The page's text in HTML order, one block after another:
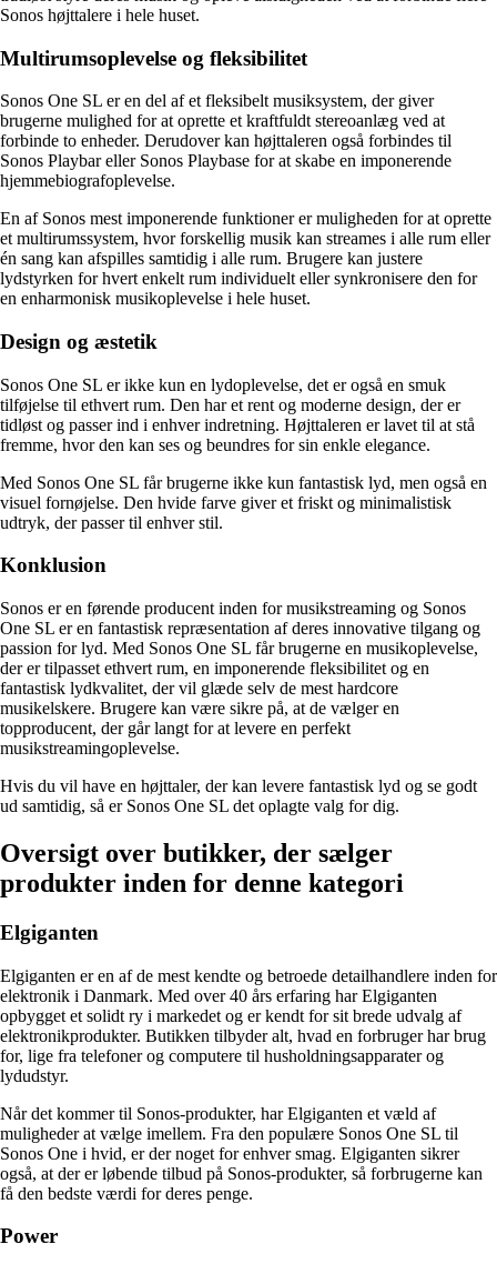
Sonos højttalere i hele huset.
Multirumsoplevelse og fleksibilitet
Sonos One SL er en del af et fleksibelt musiksystem, der giver
brugerne mulighed for at oprette et kraftfuldt stereoanlæg ved at
forbinde to enheder. Derudover kan højttaleren også forbindes til
Sonos Playbar eller Sonos Playbase for at skabe en imponerende
hjemmebiografoplevelse.
En af Sonos mest imponerende funktioner er muligheden for at oprette
et multirumssystem, hvor forskellig musik kan streames i alle rum eller
én sang kan afspilles samtidig i alle rum. Brugere kan justere
lydstyrken for hvert enkelt rum individuelt eller synkronisere den for
en enharmonisk musikoplevelse i hele huset.
Design og æstetik
Sonos One SL er ikke kun en lydoplevelse, det er også en smuk
tilføjelse til ethvert rum. Den har et rent og moderne design, der er
tidløst og passer ind i enhver indretning. Højttaleren er lavet til at stå
fremme, hvor den kan ses og beundres for sin enkle elegance.
Med Sonos One SL får brugerne ikke kun fantastisk lyd, men også en
visuel fornøjelse. Den hvide farve giver et friskt og minimalistisk
udtryk, der passer til enhver stil.
Konklusion
Sonos er en førende producent inden for musikstreaming og Sonos
One SL er en fantastisk repræsentation af deres innovative tilgang og
passion for lyd. Med Sonos One SL får brugerne en musikoplevelse,
der er tilpasset ethvert rum, en imponerende fleksibilitet og en
fantastisk lydkvalitet, der vil glæde selv de mest hardcore
musikelskere. Brugere kan være sikre på, at de vælger en
topproducent, der går langt for at levere en perfekt
musikstreamingoplevelse.
Hvis du vil have en højttaler, der kan levere fantastisk lyd og se godt
ud samtidig, så er Sonos One SL det oplagte valg for dig.
Oversigt over butikker, der sælger
produkter inden for denne kategori
Elgiganten
Elgiganten er en af ​​de mest kendte og betroede detailhandlere inden for
elektronik i Danmark. Med over 40 års erfaring har Elgiganten
opbygget et solidt ry i markedet og er kendt for sit brede udvalg af
elektronikprodukter. Butikken tilbyder alt, hvad en forbruger har brug
for, lige fra telefoner og computere til husholdningsapparater og
lydudstyr.
Når det kommer til Sonos-produkter, har Elgiganten et væld af
muligheder at vælge imellem. Fra den populære Sonos One SL til
Sonos One i hvid, er der noget for enhver smag. Elgiganten sikrer
også, at der er løbende tilbud på Sonos-produkter, så forbrugerne kan
få den bedste værdi for deres penge.
Power